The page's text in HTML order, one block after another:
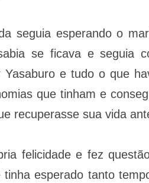
seguia esperando o
se ficava e seguia
Yasaburo e tudo o que
que tinham e
recuperasse sua vida
felicidade e fez
esperado tanto